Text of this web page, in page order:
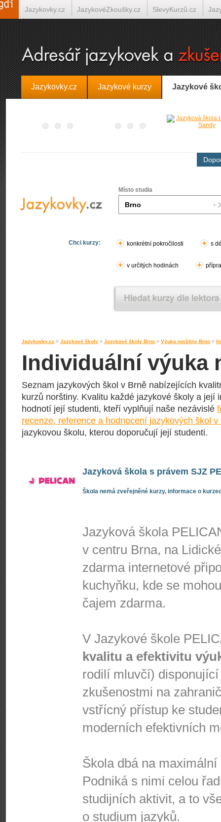
Jazykovky.cz Jazykové kurzy Jazykové
Místo studia
Chci kurzy: konkrétní pokročilosti s
v určitých hodinách
Jazykovky.cz > Jazykové školy > Jazykové školy Brno > Výuka norštiny Brno >
Individuální výuka
Seznam jazykových škol v Brně nabízejících
kurzů norštiny. Kvalitu každé jazykové školy a její
hodnotí její studenti, kteří vyplňují naše nezávislé
recenze, reference a hodnocení jazykových škol v
jazykovou školu, kterou doporučují její studenti.
Jazyková škola s právem SJZ
Škola nemá zveřejněné kurzy, informace o
Jazyková škola
v centru Brna, na
zdarma internetové
kuchyňku, kde se
čajem zdarma.
V Jazykové škole
kvalitu a efektivitu
rodilí mluvčí)
zkušenostmi na
vstřícný přístup ke
moderních efektivních
Škola dbá na
Podniká s nimi celou
studijních aktivit, a to
o studium jazyků.
Jazykovky.cz JazykovéZkoušky.cz SlevyKurzů.cz
Španělština on-line Italština on-line Tlumočení-